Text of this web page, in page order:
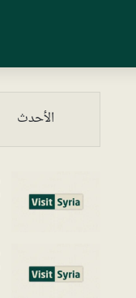
الأحدث